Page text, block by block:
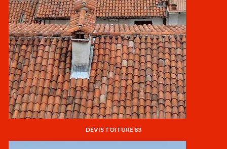
DEVIS TOITURE 83